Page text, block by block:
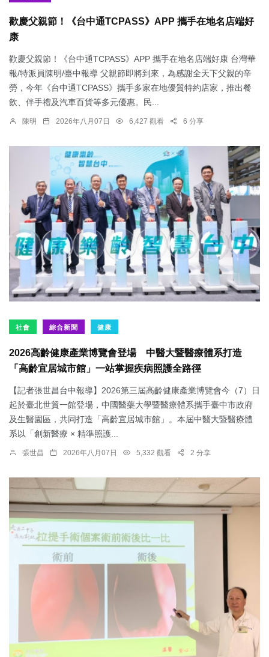
歡慶父親節！《台中通TCPASS》APP 攜手在地名店端好
康
歡慶父親節！《台中通TCPASS》APP 攜手在地名店端好康 台灣華
報/特派員陳明/臺中報導 父親節即將到來，為感謝全天下父親的辛
勞，今年《台中通TCPASS》攜手多家在地優質特約店家，推出餐
飲、伴手禮及汽車百貨等多元優惠。民...
陳明 2026年八月07日 6,427 觀看 6 分享
社會 綜合新聞 健康
2026高齡健康產業博覽會登場 中醫大暨醫療體系打造
「高齡宜居城市館」一站掌握疾病照護全路徑
【記者張世昌台中報導】2026第三屆高齡健康產業博覽會今（7）日
起於臺北世貿一館登場，中國醫藥大學暨醫療體系攜手臺中市政府
及生醫園區，共同打造「高齡宜居城市館」。本屆中醫大暨醫療體
系以「創新醫療 × 精準照護...
張世昌 2026年八月07日 5,332 觀看 2 分享